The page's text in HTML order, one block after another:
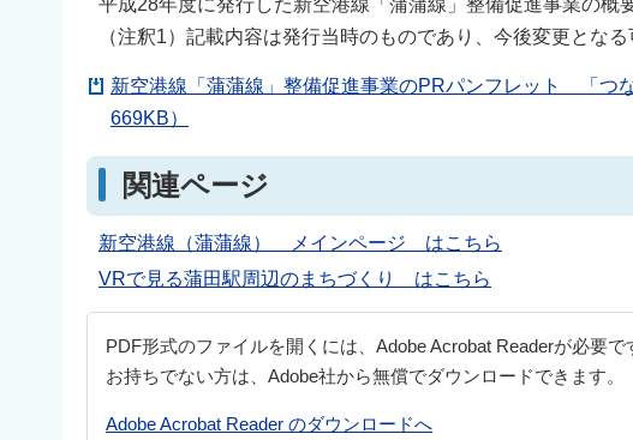
平成28年度に発行した新空港線「蒲蒲線」整備促進事業の概
（注釈1）記載内容は発行当時のものであり、今後変更とな
新空港線「蒲蒲線」整備促進事業のPRパンフレット 「
669KB）
関連ページ
新空港線（蒲蒲線） メインページ はこちら
VRで見る蒲田駅周辺のまちづくり はこちら
PDF形式のファイルを開くには、Adobe Acrobat Readerが必要で
お持ちでない方は、Adobe社から無償でダウンロードできます。
Adobe Acrobat Reader のダウンロードへ